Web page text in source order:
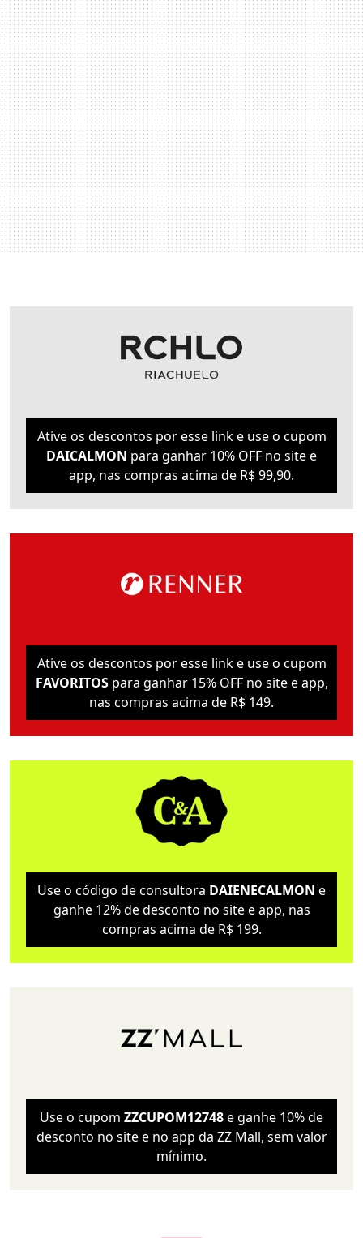
Ative os descontos por esse link e use o cupom
DAICALMON para ganhar 10% OFF no site e
app, nas compras acima de R$ 99,90.
Ative os descontos por esse link e use o cupom
FAVORITOSpara ganhar 15% OFF no site e app,
nas compras acima de R$ 149.
Use o código de consultora DAIENECALMON e
ganhe 12% de desconto no site e app, nas
compras acima de R$ 199.
Use o cupom ZZCUPOM12748e ganhe 10% de
desconto no site e no app da ZZ Mall, sem valor
mínimo.